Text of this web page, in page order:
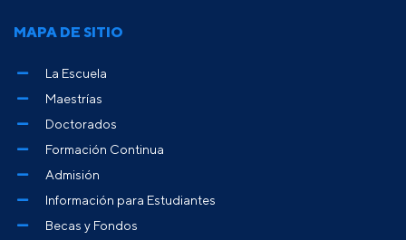
MAPA DE SITIO
La Escuela
Maestrías
Doctorados
Formación Continua
Admisión
Información para Estudiantes
Becas y Fondos